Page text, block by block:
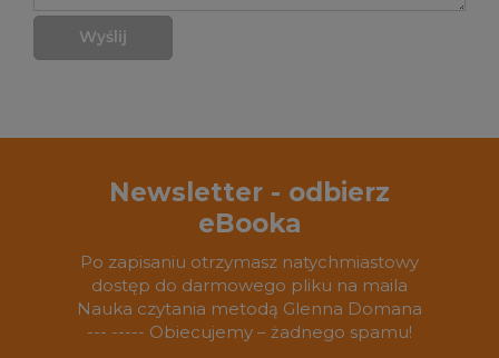
Wyślij
Newsletter - odbierz
eBooka
Po zapisaniu otrzymasz natychmiastowy
dostęp do darmowego pliku na maila
Nauka czytania metodą Glenna Domana
--- ----- Obiecujemy – żadnego spamu!